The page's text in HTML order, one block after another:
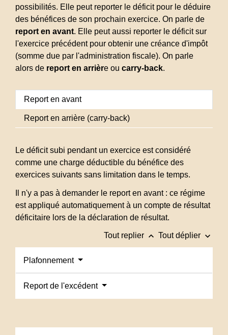
possibilités. Elle peut reporter le déficit pour le déduire
des bénéfices de son prochain exercice. On parle de
report en avant. Elle peut aussi reporter le déficit sur
l'exercice précédent pour obtenir une créance d'impôt
(somme due par l'administration fiscale). On parle
alors de report en arrière ou carry-back.
Report en avant
Report en arrière (carry-back)
Le déficit subi pendant un exercice est considéré
comme une charge déductible du bénéfice des
exercices suivants sans limitation dans le temps.
Il n'y a pas à demander le report en avant : ce régime
est appliqué automatiquement à un compte de résultat
déficitaire lors de la déclaration de résultat.
Tout replier keyboard_arrow_up Tout déplier keyboard_arrow_down
Plafonnement
Report de l'excédent